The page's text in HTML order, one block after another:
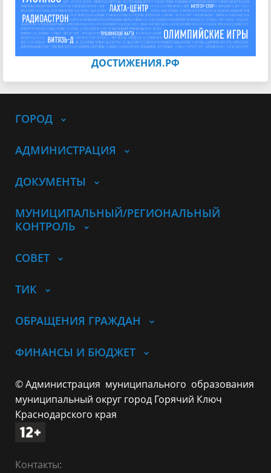
ДОСТИЖЕНИЯ.РФ
ГОРОД
АДМИНИСТРАЦИЯ
ДОКУМЕНТЫ
МУНИЦИПАЛЬНЫЙ/РЕГИОНАЛЬНЫЙ
КОНТРОЛЬ
СОВЕТ
ТИК
ОБРАЩЕНИЯ ГРАЖДАН
ФИНАНСЫ И БЮДЖЕТ
© Администрация муниципального образования
муниципальный округ город Горячий Ключ
Краснодарского края
Контакты: